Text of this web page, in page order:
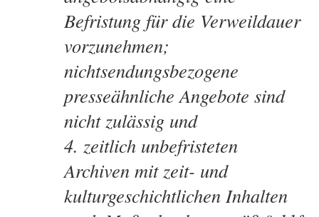
Befristung für die Verweildauer
vorzunehmen;
nichtsendungsbezogene
presseähnliche Angebote sind
nicht zulässig und
zeitlich unbefristeten
Archiven mit zeit- und
kulturgeschichtlichen Inhalten